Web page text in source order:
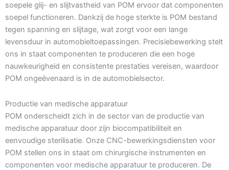
soepele glij- en slijtvastheid van POM ervoor dat componenten
soepel functioneren. Dankzij de hoge sterkte is POM bestand
tegen spanning en slijtage, wat zorgt voor een lange
levensduur in automobieltoepassingen. Precisiebewerking stelt
ons in staat componenten te produceren die een hoge
nauwkeurigheid en consistente prestaties vereisen, waardoor
POM ongeëvenaard is in de automobielsector.
Productie van medische apparatuur
POM onderscheidt zich in de sector van de productie van
medische apparatuur door zijn biocompatibiliteit en
eenvoudige sterilisatie. Onze CNC-bewerkingsdiensten voor
POM stellen ons in staat om chirurgische instrumenten en
componenten voor medische apparatuur te produceren. De